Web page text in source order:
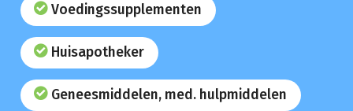
Voedingssupplementen
Huisapotheker
Geneesmiddelen, med. hulpmiddelen